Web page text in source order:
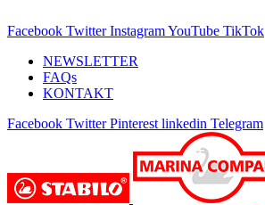
Facebook Twitter InstagramYouTube TikTok
NEWSLETTER
FAQs
KONTAKT
Facebook Twitter Pinterest linkedin Telegram